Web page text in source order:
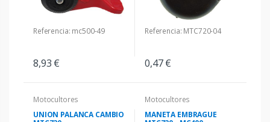
Referencia: mc500-49
8,93 €
Referencia: MTC720-04
0,47 €
Motocultores
UNION PALANCA CAMBIO
Motocultores
MANETA EMBRAGUE